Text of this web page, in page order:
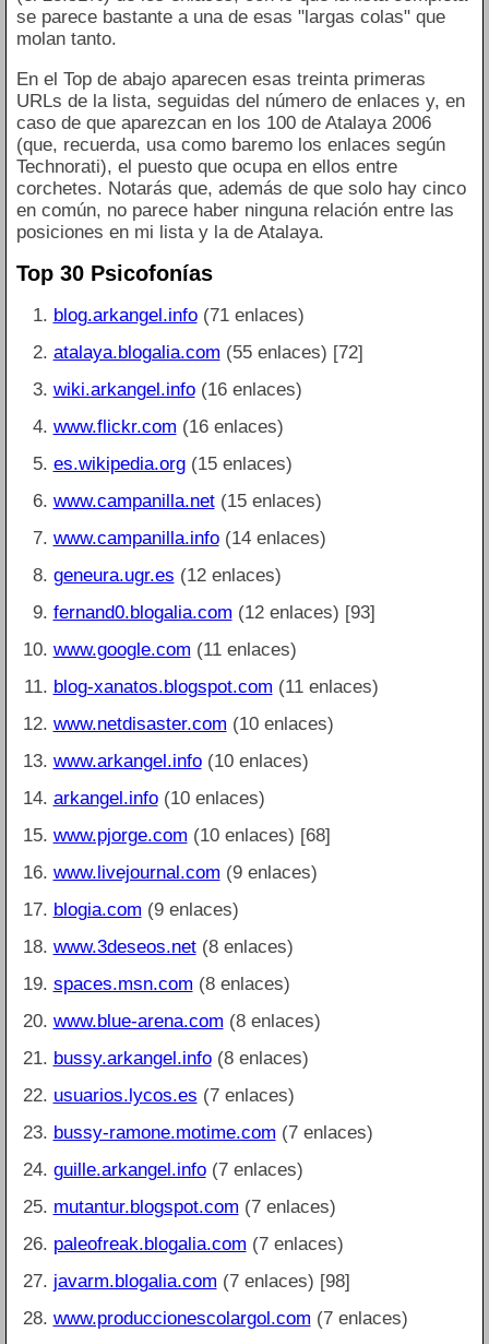
se parece bastante a una de esas "largas colas" que
molan tanto.
En el Top de abajo aparecen esas treinta primeras
URLs de la lista, seguidas del número de enlaces y, en
caso de que aparezcan en los 100 de Atalaya 2006
(que, recuerda, usa como baremo los enlaces según
Technorati), el puesto que ocupa en ellos entre
corchetes. Notarás que, además de que solo hay cinco
en común, no parece haber ninguna relación entre las
posiciones en mi lista y la de Atalaya.
Top 30 Psicofonías
blog.arkangel.info(71 enlaces)
atalaya.blogalia.com (55 enlaces) [72]
wiki.arkangel.info(16 enlaces)
www.flickr.com (16 enlaces)
es.wikipedia.org(15 enlaces)
www.campanilla.net(15 enlaces)
www.campanilla.info(14 enlaces)
geneura.ugr.es (12 enlaces)
fernand0.blogalia.com (12 enlaces) [93]
www.google.com (11 enlaces)
blog-xanatos.blogspot.com (11 enlaces)
www.netdisaster.com (10 enlaces)
www.arkangel.info(10 enlaces)
arkangel.info(10 enlaces)
www.pjorge.com (10 enlaces) [68]
www.livejournal.com (9 enlaces)
blogia.com (9 enlaces)
www.3deseos.net(8 enlaces)
spaces.msn.com (8 enlaces)
www.blue-arena.com (8 enlaces)
bussy.arkangel.info(8 enlaces)
usuarios.lycos.es (7 enlaces)
bussy-ramone.motime.com (7 enlaces)
guille.arkangel.info(7 enlaces)
mutantur.blogspot.com (7 enlaces)
paleofreak.blogalia.com (7 enlaces)
javarm.blogalia.com (7 enlaces) [98]
www.produccionescolargol.com (7 enlaces)